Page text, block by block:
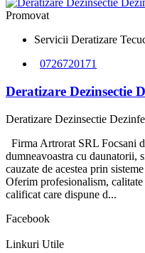
Promovat
Servicii Deratizare
0726720171
Deratizare Dezinsectie
Deratizare Dezinsectie
Firma Artrorat SRL Focsani
dumneavoastra cu daunatorii,
cauzate de acestea prin
Oferim profesionalism,
calificat care dispune d...
Facebook
Linkuri Utile